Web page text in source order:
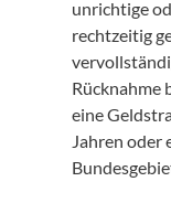
unrichtige
rechtzeitig
Rücknahme
eine
Jahren oder